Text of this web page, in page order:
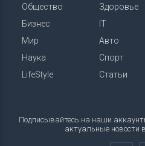
Общество
Бизнес
Мир
Наука
LifeStyle
Здоровье
IT
Авто
Спорт
Статьи
Подписывайтесь на наши
актуальные новости